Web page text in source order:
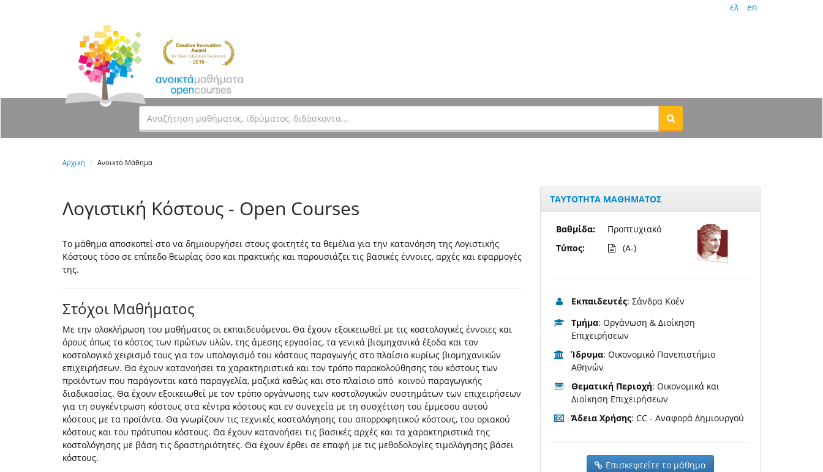
ελ en
Αρχική Ανοικτό Μάθημα
Λογιστική Κόστους - Open Courses
Το μάθημα αποσκοπεί στο να δημιουργήσει στους φοιτητές τα θεμέλια για την κατανόηση της Λογιστικής
Κόστους τόσο σε επίπεδο θεωρίας όσο και πρακτικής και παρουσιάζει τις βασικές έννοιες, αρχές και εφαρμογές
της.
Στόχοι Μαθήματος
Με την ολοκλήρωση του μαθήματος οι εκπαιδευόμενοι, Θα έχουν εξοικειωθεί με τις κοστολογικές έννοιες και
όρους όπως το κόστος των πρώτων υλών, της άμεσης εργασίας, τα γενικά βιομηχανικά έξοδα και τον
κοστολογικό χειρισμό τους για τον υπολογισμό του κόστους παραγωγής στο πλαίσιο κυρίως βιομηχανικών
επιχειρήσεων. Θα έχουν κατανοήσει τα χαρακτηριστικά και τον τρόπο παρακολούθησης του κόστους των
προϊόντων που παράγονται κατά παραγγελία, μαζικά καθώς και στο πλαίσιο από κοινού παραγωγικής
διαδικασίας. Θα έχουν εξοικειωθεί με τον τρόπο οργάνωσης των κοστολογικών συστημάτων των επιχειρήσεων
για τη συγκέντρωση κόστους στα κέντρα κόστους και εν συνεχεία με τη συσχέτιση του έμμεσου αυτού
κόστους με τα προϊόντα. Θα γνωρίζουν τις τεχνικές κοστολόγησης του απορροφητικού κόστους, του οριακού
κόστους και του πρότυπου κόστους. Θα έχουν κατανοήσει τις βασικές αρχές και τα χαρακτηριστικά της
κοστολόγησης με βάση τις δραστηριότητες. Θα έχουν έρθει σε επαφή με τις μεθοδολογίες τιμολόγησης βάσει
κόστους.
ΤΑΥΤΟΤΗΤΑ ΜΑΘΗΜΑΤΟΣ
Βαθμίδα:
Τύπος:
Προπτυχιακό
(A-)
Εκπαιδευτές: Σάνδρα Κοέν
Τμήμα: Οργάνωση & Διοίκηση
Επιχειρήσεων
Ίδρυμα: Οικονομικό Πανεπιστήμιο
Αθηνών
Θεματική Περιοχή: Οικονομικά και
Διοίκηση Επιχειρήσεων
Άδεια Χρήσης: CC - Αναφορά Δημιουργού
Επισκεφτείτε το μάθημα